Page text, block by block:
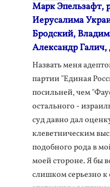
Марк Эпельзафт,
Иерусалима
Бродский,
Александр
Назвать меня
партии "Единая
посильней, чем
остального -
суд давно дал
клеветническим
подобного рода в
моей стороне. Я бы
слишком серьезно